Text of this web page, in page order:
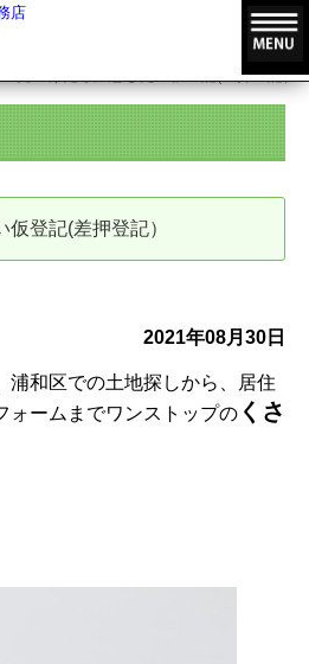
店
見つけたら注意したい仮登記(差押登記）
登記(差押登記）
2021年08月30日
浦和区での土地探しから、居住
ォームまでワンストップの くさ